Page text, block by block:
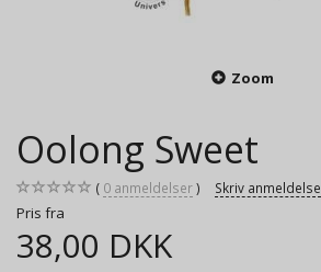
Zoom
Oolong Sweet
0 anmeldelser Skriv anmeldelse
Pris fra
38,00 DKK